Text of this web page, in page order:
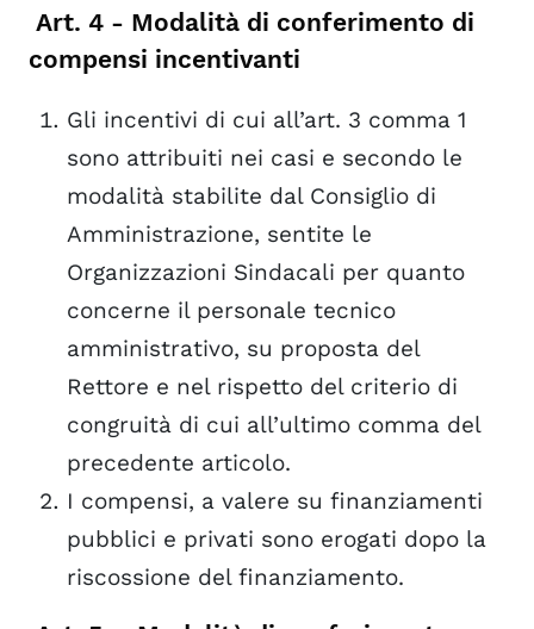
Art. 4 - Modalità di conferimento di
compensi incentivanti
Gli incentivi di cui all’art. 3 comma 1
sono attribuiti nei casi e secondo le
modalità stabilite dal Consiglio di
Amministrazione, sentite le
Organizzazioni Sindacali per quanto
concerne il personale tecnico
amministrativo, su proposta del
Rettore e nel rispetto del criterio di
congruità di cui all’ultimo comma del
precedente articolo.
I compensi, a valere su finanziamenti
pubblici e privati sono erogati dopo la
riscossione del finanziamento.